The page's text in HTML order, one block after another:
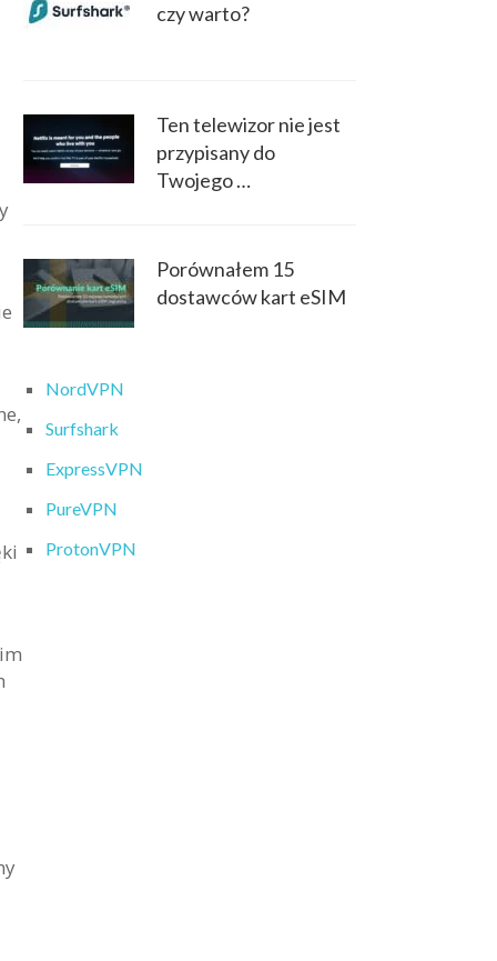
czy warto?
Ten telewizor nie jest
przypisany do
Twojego …
Porównałem 15
dostawców kart eSIM
NordVPN
Surfshark
ExpressVPN
PureVPN
ProtonVPN